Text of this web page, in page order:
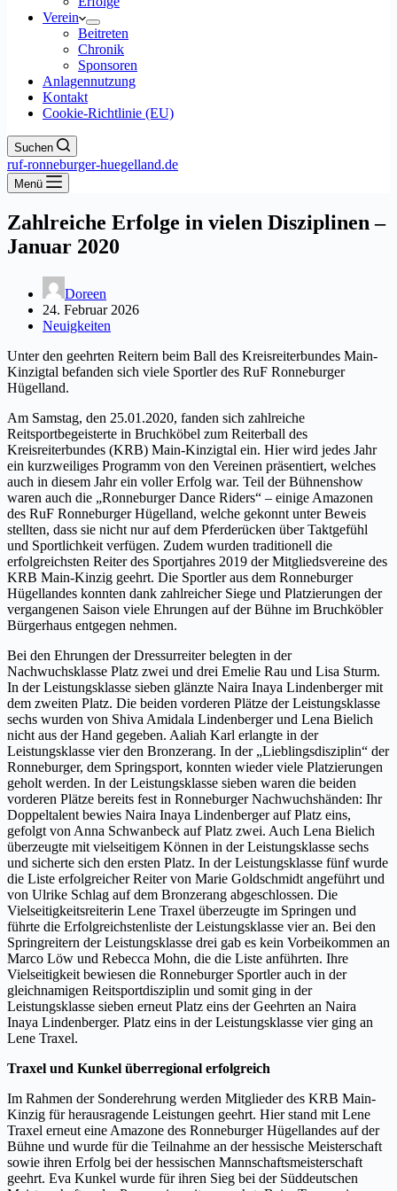
Verein
Beitreten
Chronik
Sponsoren
Anlagennutzung
Kontakt
Cookie-Richtlinie (EU)
Suchen
ruf-ronneburger-huegelland.de
Menü
Zahlreiche Erfolge in vielen Disziplinen –
Januar 2020
Doreen
24. Februar 2026
Neuigkeiten
Unter den geehrten Reitern beim Ball des Kreisreiterbundes Main-
Kinzigtal befanden sich viele Sportler des RuF Ronneburger
Hügelland.
Am Samstag, den 25.01.2020, fanden sich zahlreiche
Reitsportbegeisterte in Bruchköbel zum Reiterball des
Kreisreiterbundes (KRB) Main-Kinzigtal ein. Hier wird jedes Jahr
ein kurzweiliges Programm von den Vereinen präsentiert, welches
auch in diesem Jahr ein voller Erfolg war. Teil der Bühnenshow
waren auch die „Ronneburger Dance Riders“ – einige Amazonen
des RuF Ronneburger Hügelland, welche gekonnt unter Beweis
stellten, dass sie nicht nur auf dem Pferderücken über Taktgefühl
und Sportlichkeit verfügen. Zudem wurden traditionell die
erfolgreichsten Reiter des Sportjahres 2019 der Mitgliedsvereine des
KRB Main-Kinzig geehrt. Die Sportler aus dem Ronneburger
Hügellandes konnten dank zahlreicher Siege und Platzierungen der
vergangenen Saison viele Ehrungen auf der Bühne im Bruchköbler
Bürgerhaus entgegen nehmen.
Bei den Ehrungen der Dressurreiter belegten in der
Nachwuchsklasse Platz zwei und drei Emelie Rau und Lisa Sturm.
In der Leistungsklasse sieben glänzte Naira Inaya Lindenberger mit
dem zweiten Platz. Die beiden vorderen Plätze der Leistungsklasse
sechs wurden von Shiva Amidala Lindenberger und Lena Bielich
nicht aus der Hand gegeben. Aaliah Karl erlangte in der
Leistungsklasse vier den Bronzerang. In der „Lieblingsdisziplin“ der
Ronneburger, dem Springsport, konnten wieder viele Platzierungen
geholt werden. In der Leistungsklasse sieben waren die beiden
vorderen Plätze bereits fest in Ronneburger Nachwuchshänden: Ihr
Doppeltalent bewies Naira Inaya Lindenberger auf Platz eins,
gefolgt von Anna Schwanbeck auf Platz zwei. Auch Lena Bielich
überzeugte mit vielseitigem Können in der Leistungsklasse sechs
und sicherte sich den ersten Platz. In der Leistungsklasse fünf wurde
die Liste erfolgreicher Reiter von Marie Goldschmidt angeführt und
von Ulrike Schlag auf dem Bronzerang abgeschlossen. Die
Vielseitigkeitsreiterin Lene Traxel überzeugte im Springen und
führte die Erfolgreichstenliste der Leistungsklasse vier an. Bei den
Springreitern der Leistungsklasse drei gab es kein Vorbeikommen an
Marco Löw und Rebecca Mohn, die die Liste anführten. Ihre
Vielseitigkeit bewiesen die Ronneburger Sportler auch in der
gleichnamigen Reitsportdisziplin und somit ging in der
Leistungsklasse sieben erneut Platz eins der Geehrten an Naira
Inaya Lindenberger. Platz eins in der Leistungsklasse vier ging an
Lene Traxel.
Traxel und Kunkel überregional erfolgreich
Im Rahmen der Sonderehrung werden Mitglieder des KRB Main-
Kinzig für herausragende Leistungen geehrt. Hier stand mit Lene
Traxel erneut eine Amazone des Ronneburger Hügellandes auf der
Bühne und wurde für die Teilnahme an der hessische Meisterschaft
sowie ihren Erfolg bei der hessischen Mannschaftsmeisterschaft
geehrt. Eva Kunkel wurde für ihren Sieg bei der Süddeutschen